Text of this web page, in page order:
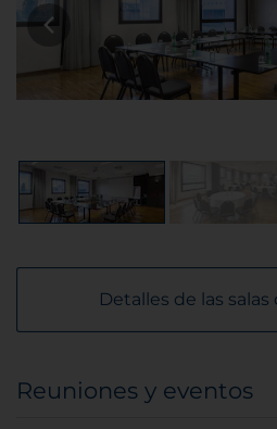
Detalles de las
Reuniones y eventos